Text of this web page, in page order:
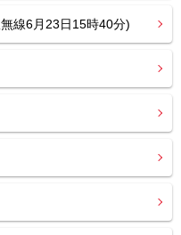
線6月23日15時40分)